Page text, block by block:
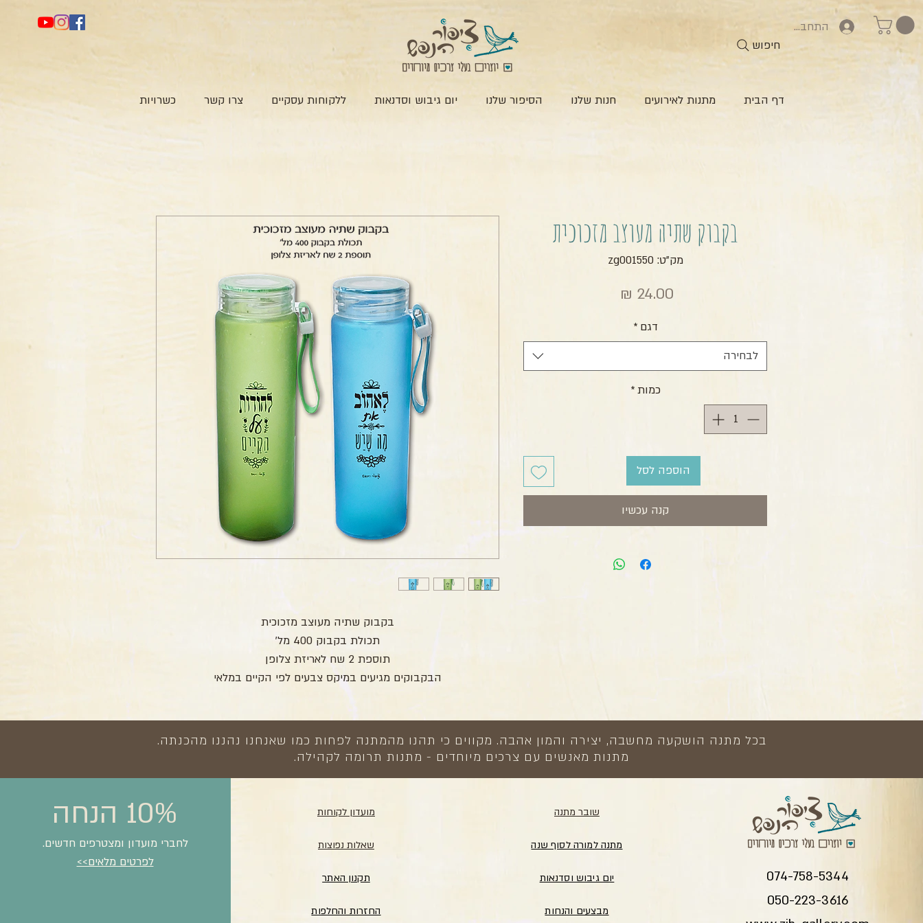
התחברות
חיפוש
דף הבית מתנות לאירועים חנות שלנו הסיפור שלנו יום גיבוש וסדנאות ללקוחות עסקיים צרו קשר כשרויות
בקבוק שתיה מעוצב מזכוכית
תכולת בקבוק 400 מל’
תוספת 2 שח לאריזת צלופן
הבקבוקים מגיעים במיקס צבעים לפי הקיים במלאי
בקבוק שתיה מעוצב מזכוכית
מק"ט: zg001550
דגם *
לבחירה
כמות *
הוספה לסל
קנה עכשיו
בכל מתנה הושקעה מחשבה, יצירה והמון אהבה. מקווים כי תהנו מהמתנה לפחות כמו שאנחנו נהננו מהכנתה.
מתנות מאנשים עם צרכים מיוחדים - מתנות תרומה לקהילה.
10% הנחה
לחברי מועדון ומצטרפים חדשים.
לפרטים מלאים>>
מועדון לקוחות
שאלות נפוצות
תקנון האתר
החזרות והחלפות
שובר מתנה
מתנה למורה לסוף שנה
יום גיבוש וסדנאות
מבצעים והנחות
074-758-5344
050-223-3616